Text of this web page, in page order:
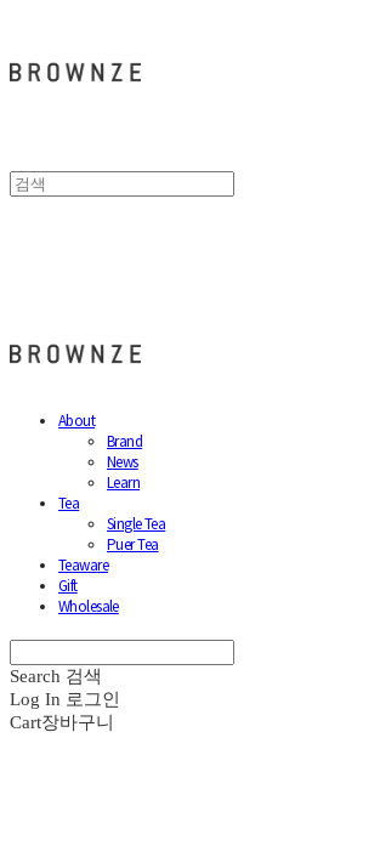
About
Brand
News
Learn
Tea
Single Tea
Puer Tea
Teaware
Gift
Wholesale
Search 검색
Log In 로그인
Cart장바구니